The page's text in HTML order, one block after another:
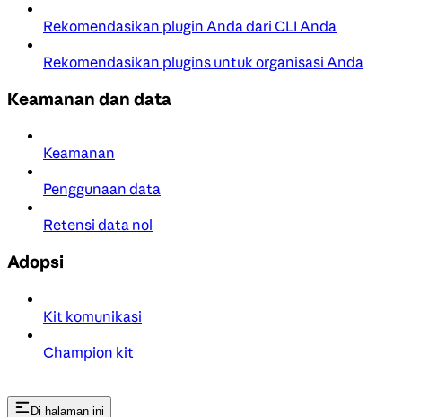
Rekomendasikan plugin Anda dari CLI Anda
Rekomendasikan plugins untuk organisasi Anda
Keamanan dan data
Keamanan
Penggunaan data
Retensi data nol
Adopsi
Kit komunikasi
Champion kit
Di halaman ini